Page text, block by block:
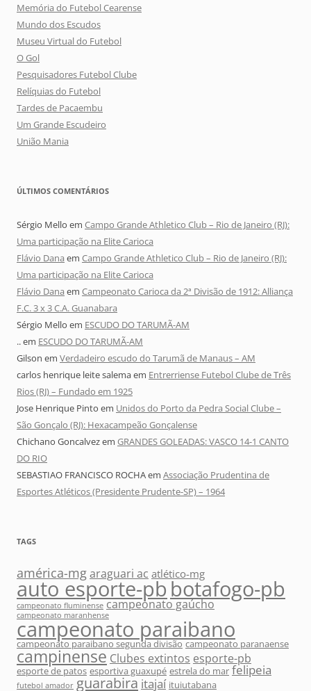
Memória do Futebol Cearense
Mundo dos Escudos
Museu Virtual do Futebol
O Gol
Pesquisadores Futebol Clube
Relíquias do Futebol
Tardes de Pacaembu
Um Grande Escudeiro
União Mania
ÚLTIMOS COMENTÁRIOS
Sérgio Mello em Campo Grande Athletico Club – Rio de Janeiro (RJ):
Uma participação na Elite Carioca
Flávio Dana em Campo Grande Athletico Club – Rio de Janeiro (RJ):
Uma participação na Elite Carioca
Flávio Dana em Campeonato Carioca da 2ª Divisão de 1912: Alliança
F.C. 3 x 3 C.A. Guanabara
Sérgio Mello em ESCUDO DO TARUMÃ-AM
..em ESCUDO DO TARUMÃ-AM
Gilson em Verdadeiro escudo do Tarumã de Manaus – AM
carlos henrique leite salemaem Entrerriense Futebol Clube de Três
Rios (RJ) – Fundado em 1925
Jose Henrique Pinto em Unidos do Porto da Pedra Social Clube –
São Gonçalo (RJ): Hexacampeão Gonçalense
Chichano Goncalvezem GRANDES GOLEADAS: VASCO 14-1 CANTO
DO RIO
SEBASTIAO FRANCISCO ROCHAem Associação Prudentina de
Esportes Atléticos (Presidente Prudente-SP) – 1964
TAGS
américa-mgaraguari ac atlético-mg
auto esporte-pbbotafogo-pb
campeonato fluminense campeonato gaúcho
campeonato maranhense
campeonato paraibano
campeonato paraibano segunda divisão campeonato paranaense
campinense Clubes extintos esporte-pb
esporte de patos esportiva guaxupé estrela do mar felipeia
futebol amador guarabira itajaí ituiutabana